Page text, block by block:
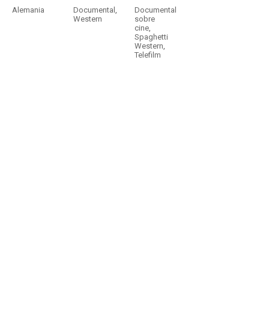
Alemania Documental ,
Western
Documental
sobre
cine,
Spaghetti
Western,
Telefilm